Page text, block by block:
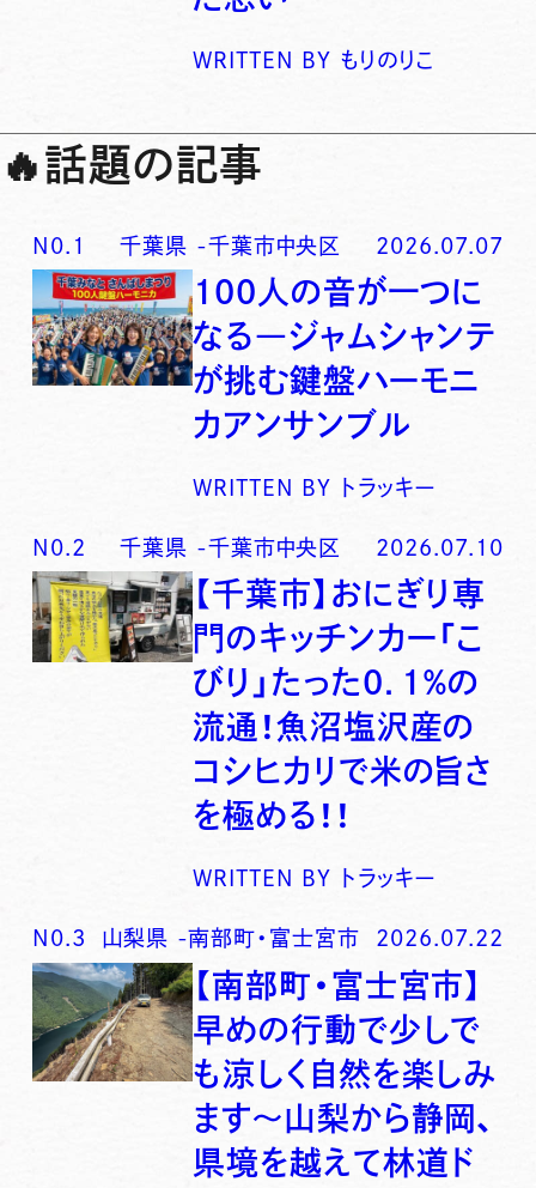
WRITTEN BY もりのりこ
🔥話題の記事
N0. 1 千葉県 -千葉市中央区 2026.07.07
100人の音が一つに
なる―ジャムシャンテ
が挑む鍵盤ハーモニ
カアンサンブル
WRITTEN BY トラッキー
N0. 2 千葉県 -千葉市中央区 2026.07.10
【千葉市】おにぎり専
門のキッチンカー「こ
びり」たった0．1％の
流通！魚沼塩沢産の
コシヒカリで米の旨さ
を極める！！
WRITTEN BY トラッキー
N0. 3 山梨県 -南部町・富士宮市 2026.07.22
【南部町・富士宮市】
早めの行動で少しで
も涼しく自然を楽しみ
ます〜山梨から静岡、
県境を越えて林道ド